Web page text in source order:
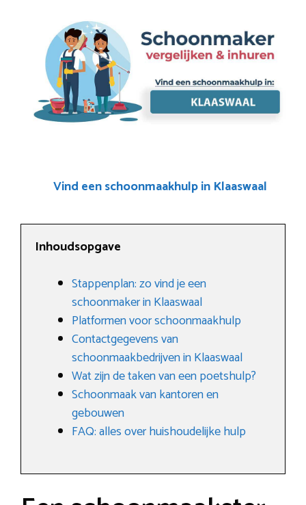
Vind een schoonmaakhulp in Klaaswaal
Inhoudsopgave
Stappenplan: zo vind je een
schoonmaker in Klaaswaal
Platformen voor schoonmaakhulp
Contactgegevens van
schoonmaakbedrijven in Klaaswaal
Wat zijn de taken van een poetshulp?
Schoonmaak van kantoren en
gebouwen
FAQ: alles over huishoudelijke hulp